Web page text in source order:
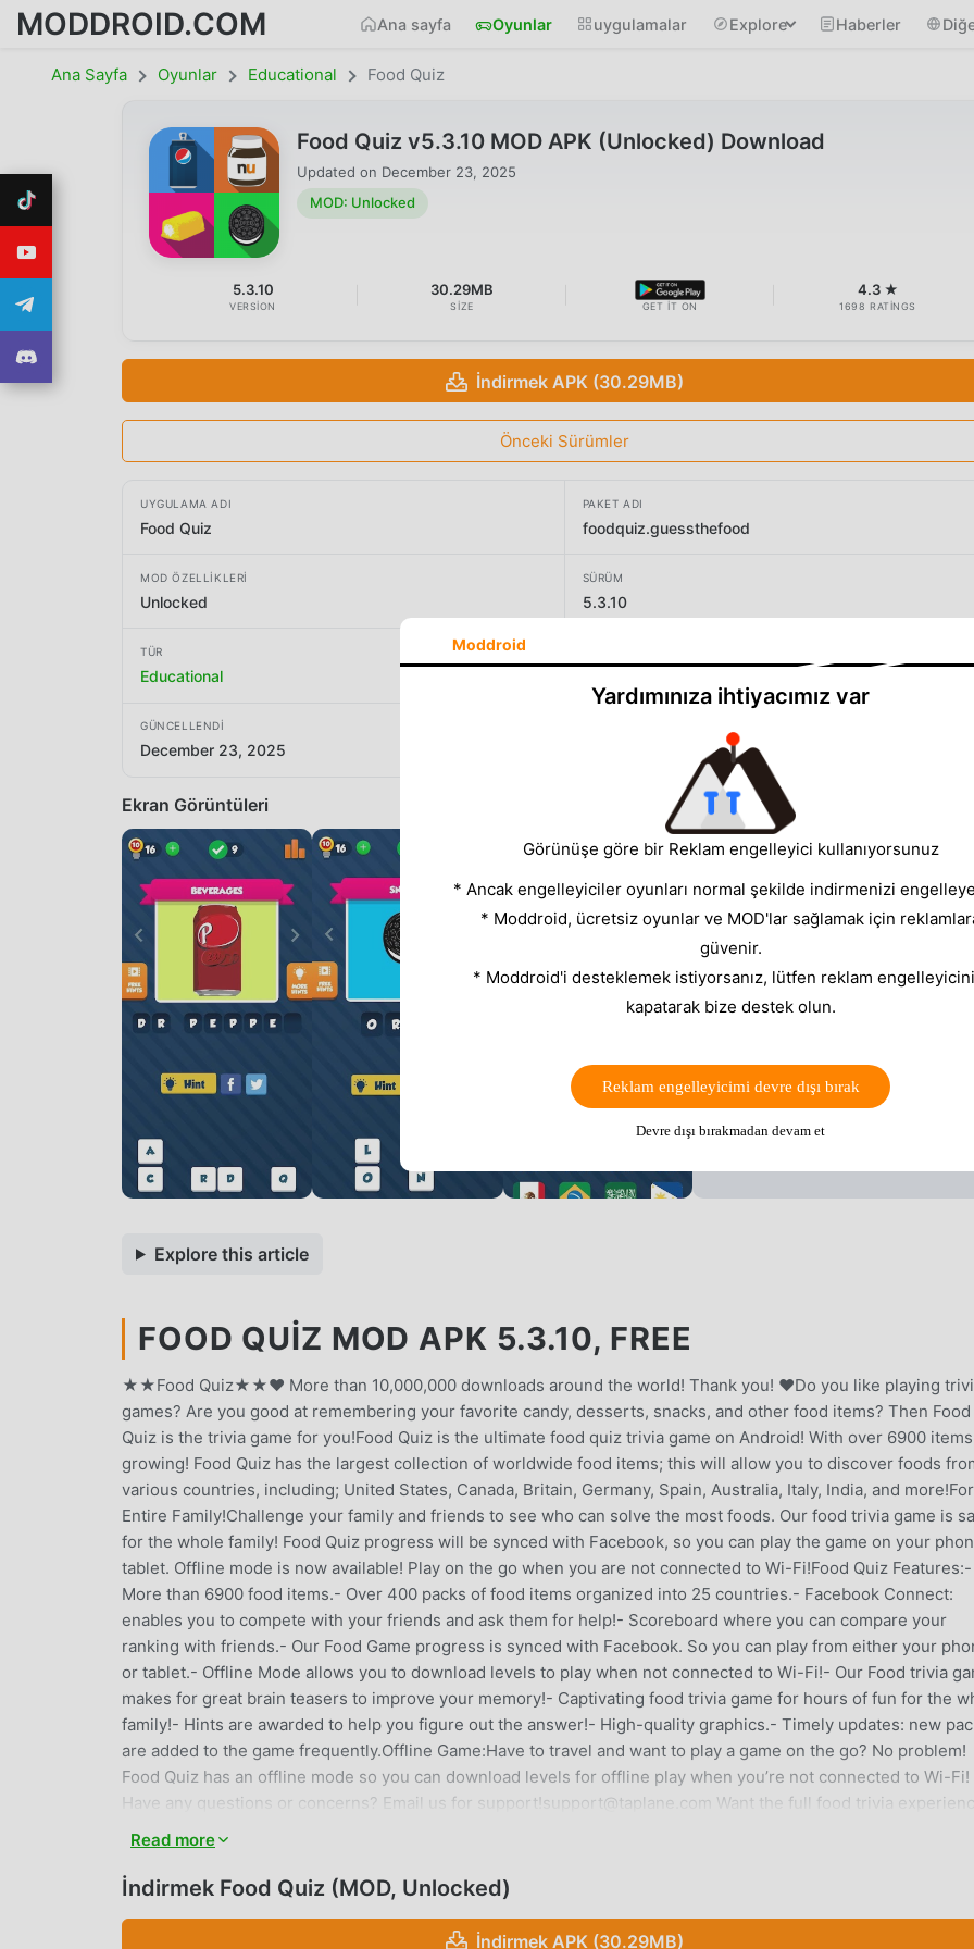
MODDROID.COM Ana sayfa Oyunlar uygulamalar Explore Haberler
Ana Sayfa Oyunlar Educational Food Quiz
Food Quiz v5.3.10 MOD APK (Unlocked) Download
Updated on December 23, 2025
MOD: Unlocked
5.3.10
VERSION
30.29MB
SIZE GET IT ON
4.3 ★
1698 RATINGS
İndirmek APK (30.29MB)
Önceki Sürümler
UYGULAMA ADI
Food Quiz
PAKET ADI
foodquiz.guessthefood
MOD ÖZELLIKLERI
Unlocked
SÜRÜM
5.3.10
TÜR
Educational
GÜNCELLENDI
December 23, 2025
Ekran Görüntüleri
Explore this article
FOOD QUIZ MOD APK 5.3.10, FREE
★★Food Quiz★★♥ More than 10,000,000 downloads around the world! Thank you! ♥Do you like playing
games? Are you good at remembering your favorite candy, desserts, snacks, and other food items? Then Food
Quiz is the trivia game for you!Food Quiz is the ultimate food quiz trivia game on Android! With over 6900
growing! Food Quiz has the largest collection of worldwide food items; this will allow you to discover foods
various countries, including; United States, Canada, Britain, Germany, Spain, Australia, Italy, India, and
Entire Family!Challenge your family and friends to see who can solve the most foods. Our food trivia game is
for the whole family! Food Quiz progress will be synced with Facebook, so you can play the game on your
tablet. Offline mode is now available! Play on the go when you are not connected to Wi-Fi!Food Quiz Features:-
More than 6900 food items.- Over 400 packs of food items organized into 25 countries.- Facebook Connect:
enables you to compete with your friends and ask them for help!- Scoreboard where you can compare your
ranking with friends.- Our Food Game progress is synced with Facebook. So you can play from either your
or tablet.- Offline Mode allows you to download levels to play when not connected to Wi-Fi!- Our Food trivia
makes for great brain teasers to improve your memory!- Captivating food trivia game for hours of fun for the
family!- Hints are awarded to help you figure out the answer!- High-quality graphics.- Timely updates: new
are added to the game frequently.Offline Game:Have to travel and want to play a game on the go? No problem!
Food Quiz has an offline mode so you can download levels for offline play when you’re not connected to Wi-Fi!
Have any questions or concerns? Email us for support!support@taplane.com Want the full food trivia
brands shown or represented in this game are copyright and/or trademark of their respective corporations. The
use of low-resolution images in this trivia app for use of identification in an informational context qualifies as fair
Read more
İndirmek Food Quiz (MOD, Unlocked)
İndirmek APK (30.29MB)
Moddroid
Yardımınıza ihtiyacımız var
Görünüşe göre bir Reklam engelleyici kullanıyorsunuz
* Ancak engelleyiciler oyunları normal şekilde indirmenizi
* Moddroid, ücretsiz oyunlar ve MOD'lar sağlamak için
güvenir.
* Moddroid'i desteklemek istiyorsanız, lütfen reklam
kapatarak bize destek olun.
Reklam engelleyicimi devre dışı bırak
Devre dışı bırakmadan devam et